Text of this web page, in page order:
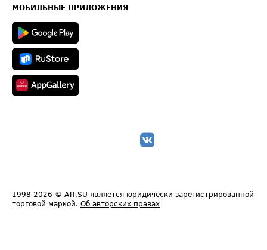
Техническая информация
МОБИЛЬНЫЕ ПРИЛОЖЕНИЯ
1998-2026 © ATI.SU является юридически зарегистрированной
торговой маркой. Об авторских правах